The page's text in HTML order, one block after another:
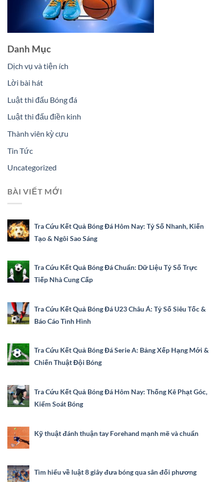
Danh Mục
Dịch vụ và tiện ích
Lời bài hát
Luật thi đấu Bóng đá
Luật thi đấu điền kinh
Thành viên kỳ cựu
Tin Tức
Uncategorized
BÀI VIẾT MỚI
Tra Cứu Kết Quả Bóng Đá Hôm Nay: Tỷ Số Nhanh, Kiến
Tạo & Ngôi Sao Sáng
Tra Cứu Kết Quả Bóng Đá Chuẩn: Dữ Liệu Tỷ Số Trực
Tiếp Nhà Cung Cấp
Tra Cứu Kết Quả Bóng Đá U23 Châu Á: Tỷ Số Siêu Tốc &
Báo Cáo Tình Hình
Tra Cứu Kết Quả Bóng Đá Serie A: Bảng Xếp Hạng Mới &
Chiến Thuật Đội Bóng
Tra Cứu Kết Quả Bóng Đá Hôm Nay: Thống Kê Phạt Góc,
Kiểm Soát Bóng
Kỹ thuật đánh thuận tay Forehand mạnh mẽ và chuẩn
Tìm hiểu về luật 8 giây đưa bóng qua sân đối phương